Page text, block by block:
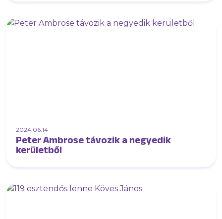
2024.06.14
Peter Ambrose távozik a negyedik
kerületből